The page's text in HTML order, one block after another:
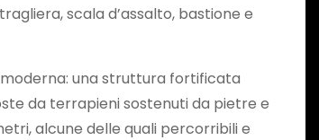
scala d’assalto, bastione e
una struttura fortificata
da terrapieni sostenuti da pietre e
alcune delle quali percorribili e